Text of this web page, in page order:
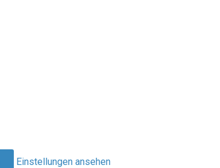
Einstellungen ansehen